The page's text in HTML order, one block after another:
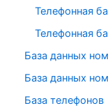
Телефонная
Телефонная
База данных
База данных
База телефонов